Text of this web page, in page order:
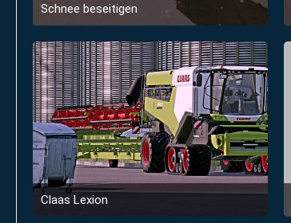
Schnee beseitigen
8. Dezember 2022 um 14:23
4
Claas Lexion
30. April 2022 um 01:26